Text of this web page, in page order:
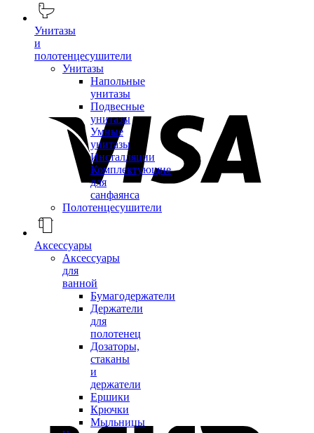
Унитазы
и
полотенцесушители
Унитазы
Напольные
унитазы
Подвесные
унитазы
Умные
унитазы
Инсталляции
Комплектующие
для
санфаянса
Полотенцесушители
Аксессуары
Аксессуары
для
ванной
Бумагодержатели
Держатели
для
полотенец
Дозаторы,
стаканы
и
держатели
Ершики
Крючки
Мыльницы